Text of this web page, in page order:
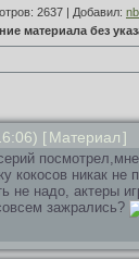
2637 | Добавил:
материала без
[Материал]
кокосов никак не
не надо, актеры
зажрались?